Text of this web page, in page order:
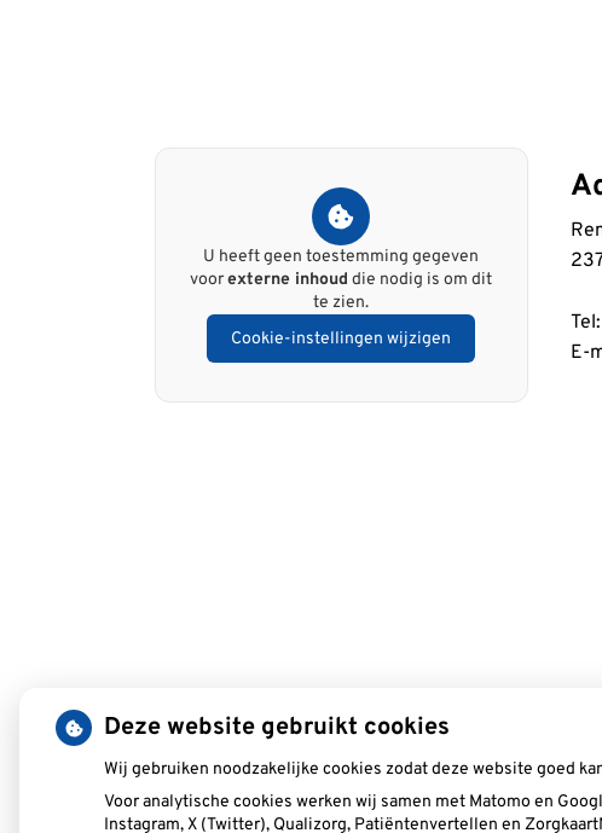
U heeft geen toestemming gegeven
voorexterne inhoud die nodig is om dit
te zien.
Cookie-instellingen wijzigen
Tel:
E-
Deze website gebruikt cookies
Wij gebruiken noodzakelijke cookies zodat deze website goed
Voor analytische cookies werken wij samen met Matomo en
Instagram, X (Twitter), Qualizorg, Patiëntenvertellen en